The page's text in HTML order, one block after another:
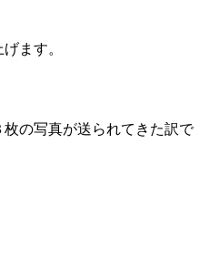
ます。
の写真が送られてきた訳で